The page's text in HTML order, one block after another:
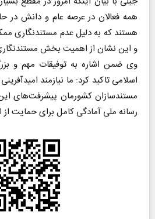
همه فعالان در عرصه عام و دانش در
هستند که به دلیل عدم مستندنگاری
و این نشان از اهمیت بخش
وی ضمن اشاره به توفیقات مهم و
اسلامی تاکید کرد: ما نیازمند
مستندسازان کشورمان پیشرفت‌های
رسانه ملی آمادگی کامل برای حمایت از